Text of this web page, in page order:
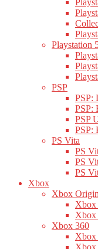
Playstation
PSP
PSP:
PSP:
PSP
PSP:
PS Vita
PS
PS
PS
Xbox
Xbox
Xbox
Xbox
Xbox 360
Xbox